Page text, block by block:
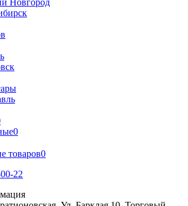
Новгород
0
товаров0
22